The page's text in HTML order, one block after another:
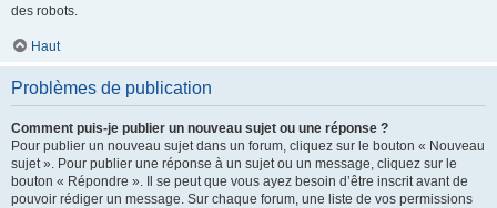
des robots.
Haut
Problèmes de publication
Comment puis-je publier un nouveau sujet ou une réponse ?
Pour publier un nouveau sujet dans un forum, cliquez sur le bouton « Nouveau
sujet ». Pour publier une réponse à un sujet ou un message, cliquez sur le
bouton « Répondre ». Il se peut que vous ayez besoin d’être inscrit avant de
pouvoir rédiger un message. Sur chaque forum, une liste de vos permissions